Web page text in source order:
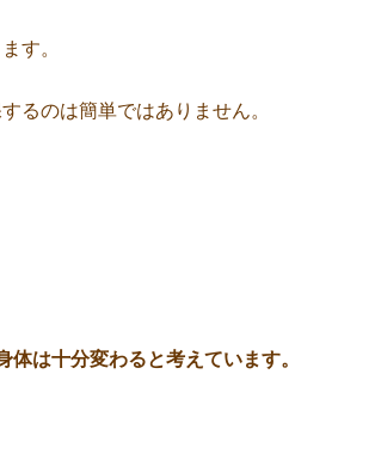
す。
るのは簡単ではありません。
体は十分変わると考えています。